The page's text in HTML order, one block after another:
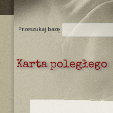
Przeszukaj bazę
Karta poległego